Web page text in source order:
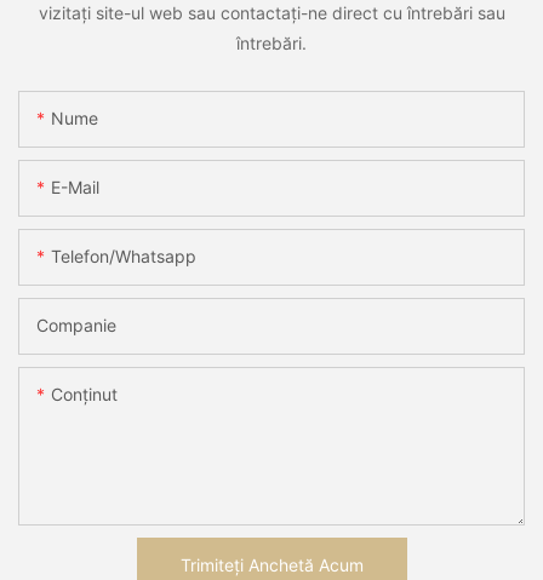
vizitați site-ul web sau contactați-ne direct cu întrebări sau
întrebări.
Nume
E-Mail
Telefon/whatsapp
Companie
Conţinut
Trimiteți Anchetă Acum